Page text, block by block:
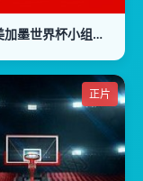
2026美加墨世界杯小组赛J组：约旦VS阿尔及利亚
正片